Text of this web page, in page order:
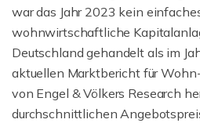
war das Jahr 2023 kein
wohnwirtschaftliche
Deutschland gehandelt als im
aktuellen Marktbericht für
von Engel & Völkers Research
durchschnittlichen